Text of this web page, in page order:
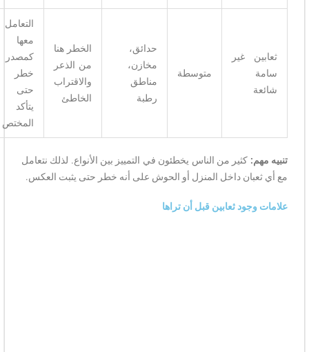
ثعابين غير
سامة
شائعة
متوسطة
حدائق،
مخازن،
مناطق
رطبة
الخطر هنا
من الذعر
والاقتراب
الخاطئ
التعامل
معها
كمصدر
خطر
حتى
يتأكد
المختص
تنبيه مهم:كثير من الناس يخطئون في التمييز بين الأنواع. لذلك نتعامل
مع أي ثعبان داخل المنزل أو الحوش على أنه خطر حتى يثبت العكس.
علامات وجود ثعابين قبل أن تراها